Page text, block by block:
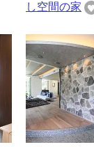
し空間の家